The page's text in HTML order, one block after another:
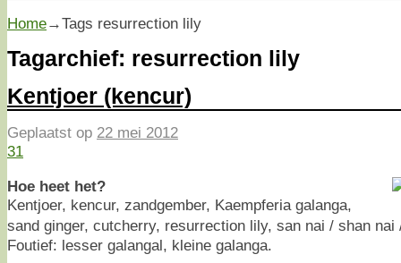
Home→Tags resurrection lily
Tagarchief: resurrection lily
Kentjoer (kencur)
Geplaatst op 22 mei 2012
31
Hoe heet het?
Kentjoer, kencur, zandgember, Kaempferia galanga,
sand ginger, cutcherry, resurrection lily, san nai / shan
Foutief: lesser galangal, kleine galanga.